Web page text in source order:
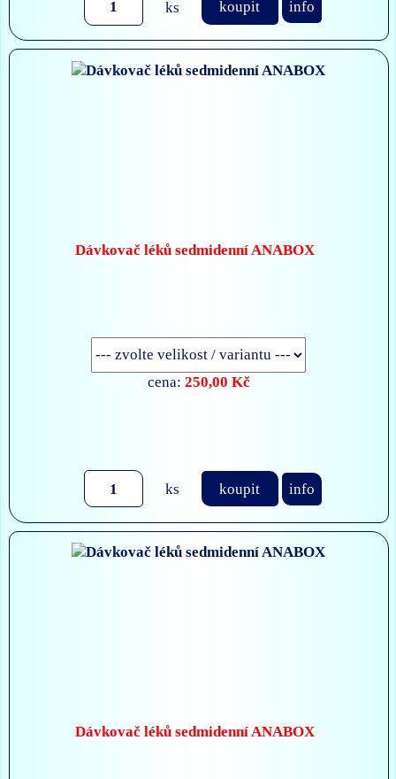
ks koupit info
Dávkovač léků sedmidenní ANABOX
cena: 250,00 Kč
ks koupit info
Dávkovač léků sedmidenní ANABOX